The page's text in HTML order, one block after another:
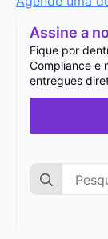
Assine a
Fique por
Compliance e
entregues
Search
for: